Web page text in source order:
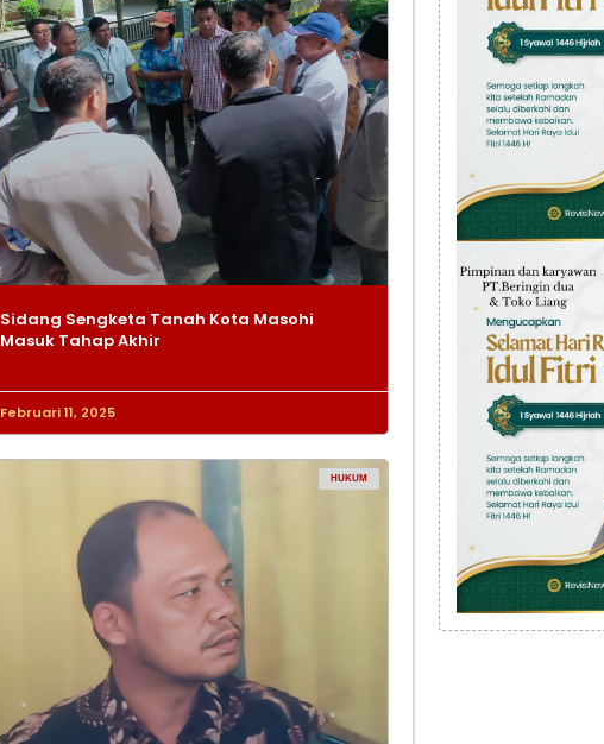
Sidang Sengketa Tanah Kota Masohi
Masuk Tahap Akhir
Februari 11, 2025
HUKUM